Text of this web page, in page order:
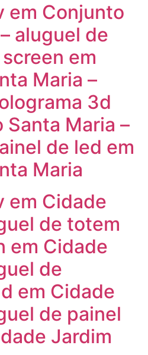
em Conjunto
aluguel de
em
Maria –
3d
Maria –
de led em
Maria
em Cidade
de totem
em Cidade
de
em Cidade
de painel
Jardim